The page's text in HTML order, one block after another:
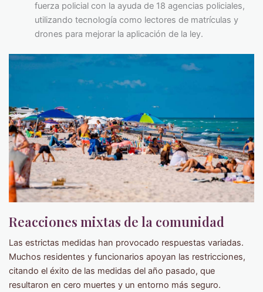
fuerza policial con la ayuda de 18 agencias policiales,
utilizando tecnología como lectores de matrículas y
drones para mejorar la aplicación de la ley.
Reacciones mixtas de la comunidad
Las estrictas medidas han provocado respuestas variadas.
Muchos residentes y funcionarios apoyan las restricciones,
citando el éxito de las medidas del año pasado, que
resultaron en cero muertes y un entorno más seguro.